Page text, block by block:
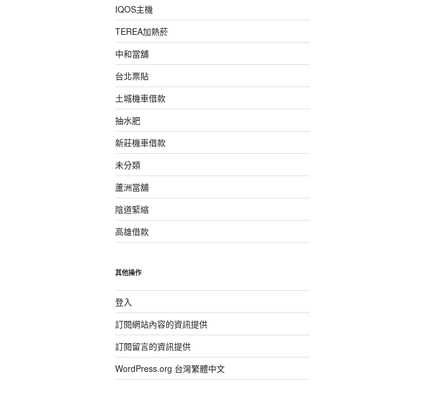
IQOS主機
TEREA加熱菸
中和當舖
台北票貼
土城機車借款
抽水肥
新莊機車借款
未分類
蘆洲當舖
陰道緊縮
高雄借款
其他操作
登入
訂閱網站內容的資訊提供
訂閱留言的資訊提供
WordPress.org 台灣繁體中文